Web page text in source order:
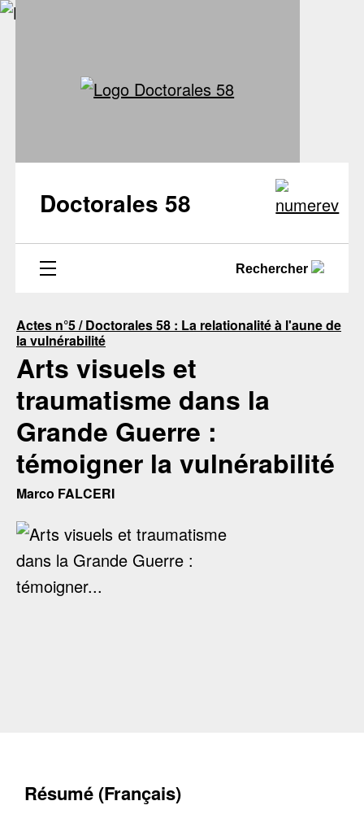
Doctorales 58
Rechercher
Actes n°5 / Doctorales 58 : La relationalité à l'aune de
la vulnérabilité
Arts visuels et
traumatisme dans la
Grande Guerre :
témoigner la vulnérabilité
Marco FALCERI
Résumé (Français)